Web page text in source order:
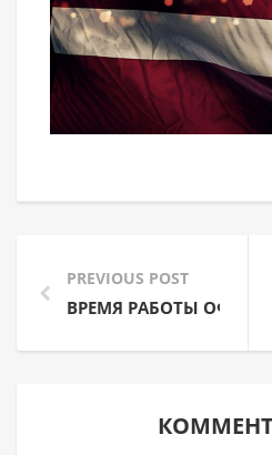
PREVIOUS POST
ВРЕМЯ РАБОТЫ ОФИСА